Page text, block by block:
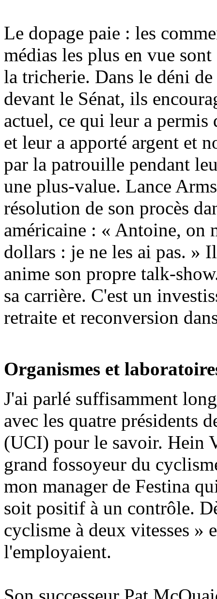
Le dopage paie : les
médias les plus en vue
la tricherie. Dans le déni de
devant le Sénat, ils
actuel, ce qui leur a permis
et leur a apporté argent et
par la patrouille pendant
une plus-value. Lance
résolution de son procès
américaine : « Antoine, on
dollars : je ne les ai pas. »
anime son propre talk-
sa carrière. C'est un
retraite et reconversion
Organismes et
J'ai parlé suffisamment
avec les quatre présidents
(UCI) pour le savoir. Hein
grand fossoyeur du
mon manager de Festina
soit positif à un contrôle.
cyclisme à deux vitesses »
l'employaient.